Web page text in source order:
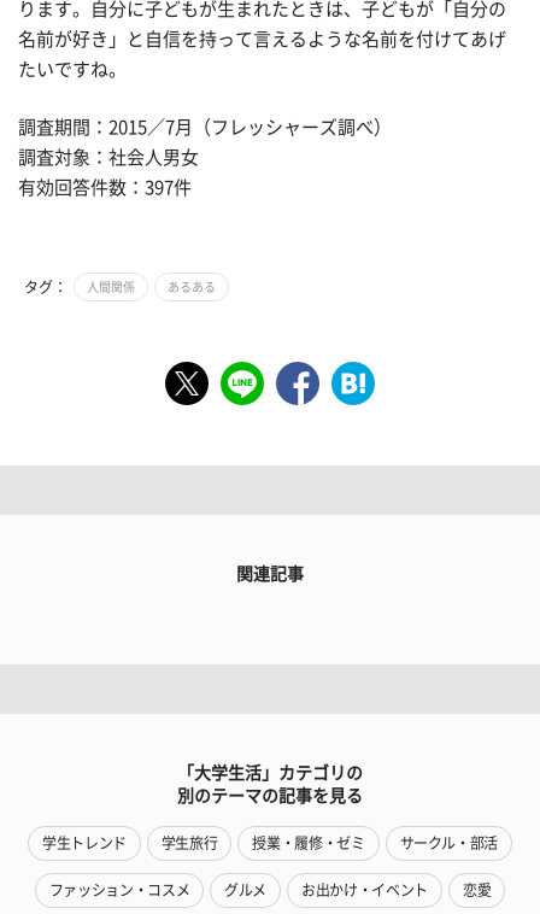
ります。自分に子どもが生まれたときは、子どもが「自分の
名前が好き」と自信を持って言えるような名前を付けてあげ
たいですね。
調査期間：2015／7月（フレッシャーズ調べ）
調査対象：社会人男女
有効回答件数：397件
タグ： 人間関係 あるある
関連記事
「大学生活」カテゴリの
別のテーマの記事を見る
学生トレンド 学生旅行 授業・履修・ゼミ サークル・部活
ファッション・コスメ グルメ お出かけ・イベント 恋愛